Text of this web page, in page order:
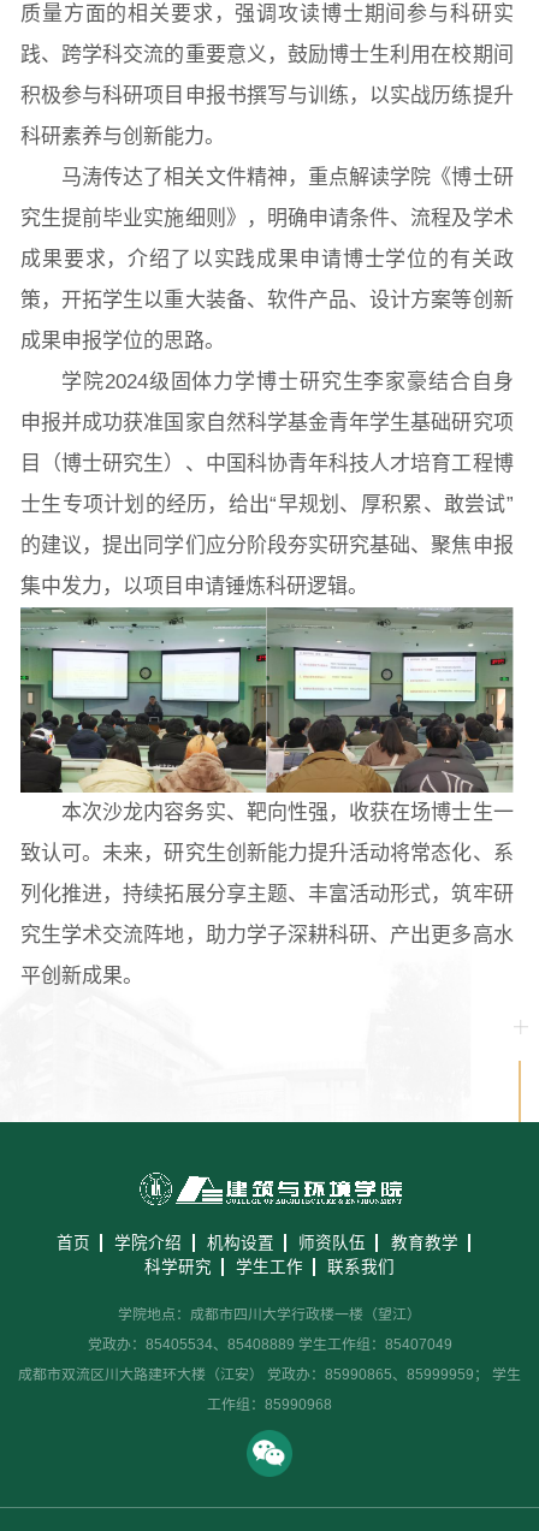
常用办公电话 办事流程 材料下载
质量方面的相关要求，强调攻读博士期间参与科研实
践、跨学科交流的重要意义，鼓励博士生利用在校期间
积极参与科研项目申报书撰写与训练，以实战历练提升
科研素养与创新能力。
马涛传达了相关文件精神，重点解读学院《博士研
究生提前毕业实施细则》，明确申请条件、流程及学术
成果要求，介绍了以实践成果申请博士学位的有关政
策，开拓学生以重大装备、软件产品、设计方案等创新
成果申报学位的思路。
学院2024级固体力学博士研究生李家豪结合自身
申报并成功获准国家自然科学基金青年学生基础研究项
目（博士研究生）、中国科协青年科技人才培育工程博
士生专项计划的经历，给出“早规划、厚积累、敢尝试”
的建议，提出同学们应分阶段夯实研究基础、聚焦申报
集中发力，以项目申请锤炼科研逻辑。
本次沙龙内容务实、靶向性强，收获在场博士生一
致认可。未来，研究生创新能力提升活动将常态化、系
列化推进，持续拓展分享主题、丰富活动形式，筑牢研
究生学术交流阵地，助力学子深耕科研、产出更多高水
平创新成果。
首页 学院介绍 机构设置 师资队伍
教育教学
科学研究
学生工作 联系我们
学院地点：成都市四川大学行政楼一楼（望江）
党政办：85405534、85408889 学生工作组：85407049
成都市双流区川大路建环大楼（江安） 党政办：85990865、85999959； 学生
工作组：85990968